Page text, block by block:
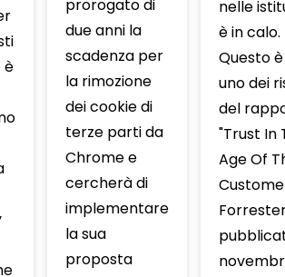
è
prorogato di
due anni la
scadenza per
la rimozione
dei cookie di
terze parti da
Chrome e
cercherà di
implementare
la sua
proposta
nelle
è in calo.
Questo
uno dei
del
"Trust In
Age Of